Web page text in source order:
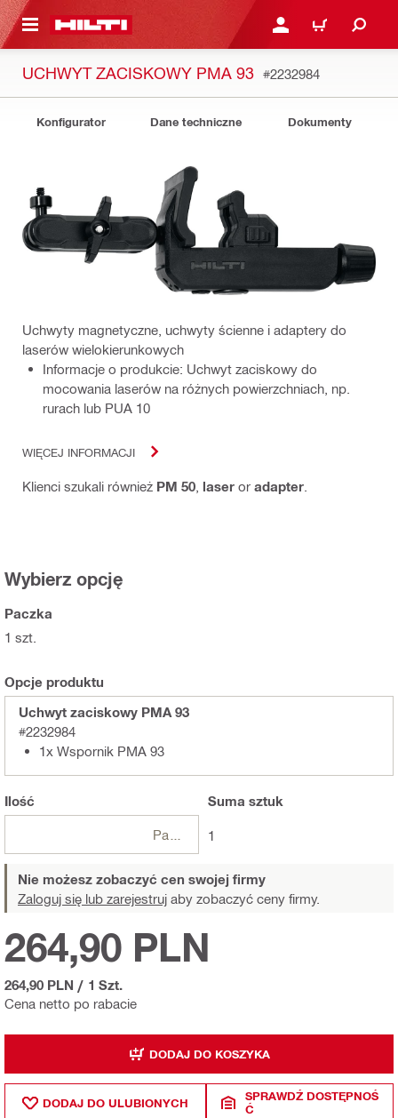
GŁÓWNEJ ZALOGUJ SIĘ LUB
KOSZYK
UCHWYT ZACISKOWY PMA 93 #2232984
Konfigurator Dane techniczne Dokumenty
Uchwyty magnetyczne, uchwyty ścienne i adaptery do
laserów wielokierunkowych
Informacje o produkcie: Uchwyt zaciskowy do
mocowania laserów na różnych powierzchniach, np.
rurach lub PUA 10
WIĘCEJ INFORMACJI
Klienci szukali również PM 50 laser or adapter
Wybierz opcję
Paczka
1 szt.
Opcje produktu
Uchwyt zaciskowy PMA 93
#2232984
1x Wspornik PMA 93
Ilość Suma sztuk
1
Nie możesz zobaczyć cen swojej firmy
Zaloguj się lub zarejestruj aby zobaczyć ceny firmy.
Cena netto po rabacie
264,90 PLN
264,90 PLN / 1 Szt.
DODAJ DO KOSZYKA
DODAJ DO ULUBIONYCH
SPRAWDŹ DOSTĘPNOŚ
Ć